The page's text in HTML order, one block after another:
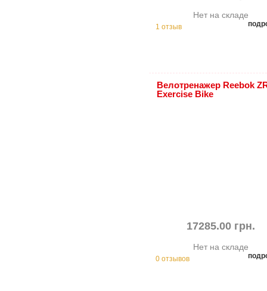
Нет на складе
1 отзыв
Велотренажер Reebok
Exercise Bike
17285.00 грн.
Нет на складе
0 отзывов